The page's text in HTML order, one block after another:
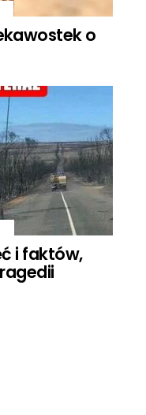
o
i faktów,